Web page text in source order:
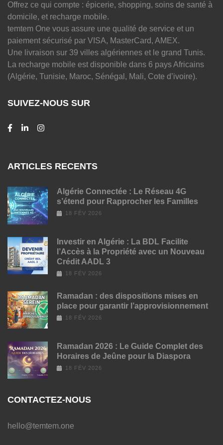
Offrez ce qui compte : épicerie, shopping, soins de santé à
domicile, et recharge mobile.
temtem One vous assure une qualité de service et un
paiement sécurisé par VISA, MasterCard, AMEX.
Une livraison sur 39 villes algériennes et le grand Tunis.
La recharge mobile est disponible dans 6 pays Africains
(Algérie, Tunisie, Maroc, Sénégal, Mali, Cote d’ivoire).
SUIVEZ-NOUS SUR
ARTICLES RECENTS
Algérie Connectée : Le Réseau 4G
s’étend pour Rapprocher les Familles
18 FÉV 2026
Investir en Algérie : La BDL Facilite
l’Accès à la Propriété avec un Nouveau
Crédit AADL 3
18 FÉV 2026
Ramadan : des dispositions mises en
place pour garantir l’approvisionnement
18 FÉV 2026
Ramadan 2026 : Le Guide Complet des
Horaires de Jeûne pour la Diaspora
18 FÉV 2026
CONTACTEZ-NOUS
hello@temtem.one